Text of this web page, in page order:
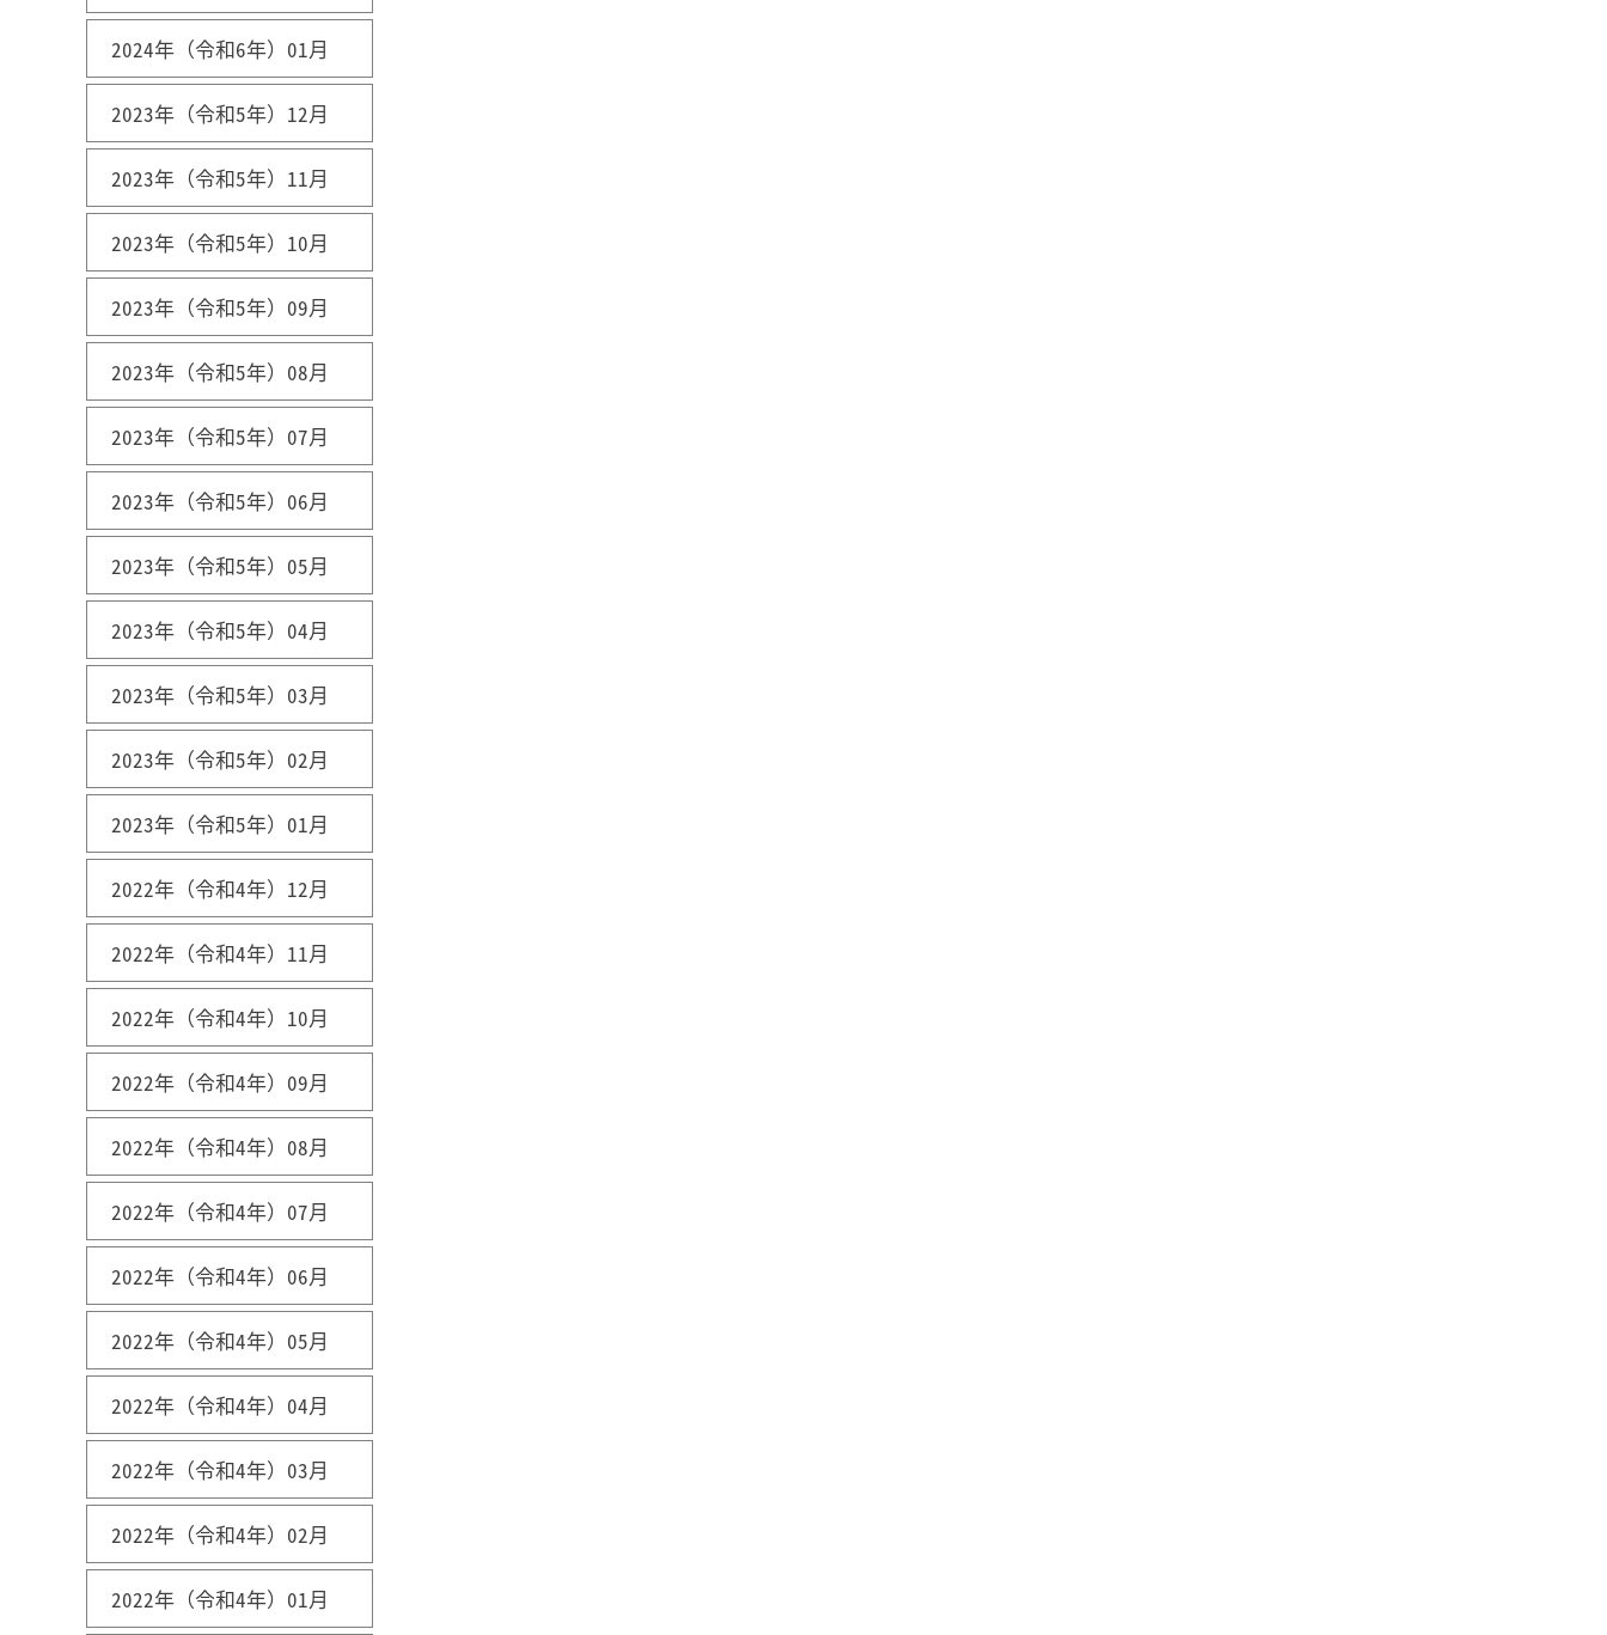
2024年（令和6年）01月
2023年（令和5年）12月
2023年（令和5年）11月
2023年（令和5年）10月
2023年（令和5年）09月
2023年（令和5年）08月
2023年（令和5年）07月
2023年（令和5年）06月
2023年（令和5年）05月
2023年（令和5年）04月
2023年（令和5年）03月
2023年（令和5年）02月
2023年（令和5年）01月
2022年（令和4年）12月
2022年（令和4年）11月
2022年（令和4年）10月
2022年（令和4年）09月
2022年（令和4年）08月
2022年（令和4年）07月
2022年（令和4年）06月
2022年（令和4年）05月
2022年（令和4年）04月
2022年（令和4年）03月
2022年（令和4年）02月
2022年（令和4年）01月